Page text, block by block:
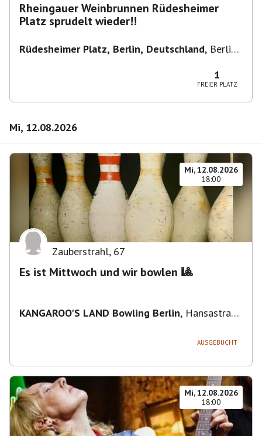
Rheingauer Weinbrunnen Rüdesheimer
Platz sprudelt wieder!!
Rüdesheimer Platz, Berlin, Deutschland, Berlin-
1
FREIER PLATZ
Mi, 12.08.2026
Mi, 12.08.2026
18:00
Zauberstrahl, 67
Es ist Mittwoch und wir bowlen 🎱
KANGAROO'S LAND Bowling Berlin, Hansastraße
AUSGEBUCHT
Mi, 12.08.2026
18:00